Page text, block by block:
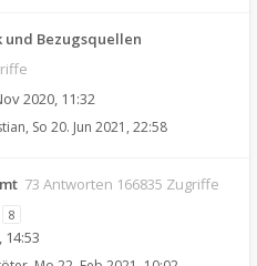
Bezugsquellen
2020, 11:32
, So 20. Jun 2021, 22:58
73 Antworten 166835 Zugriffe
8
14:53